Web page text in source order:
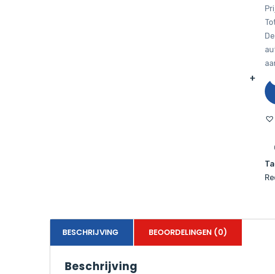
+
BESCHRIJVING BEOORDELINGEN (0)
Beschrijving